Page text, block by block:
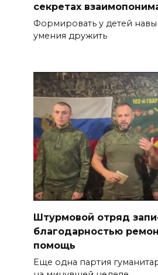
секретах
Формировать у детей
умения дружить
Штурмовой отряд
благодарностью
помощь
Еще одна партия